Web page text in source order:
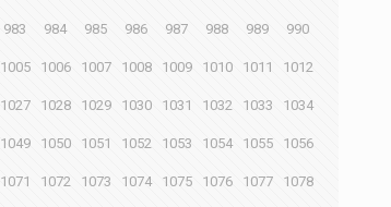
983 984 985 986 987 988 989 990
1005 1006 1007 1008 1009 1010 1011 1012
1027 1028 1029 1030 1031 1032 1033 1034
1049 1050 1051 1052 1053 1054 1055 1056
1071 1072 1073 1074 1075 1076 1077 1078